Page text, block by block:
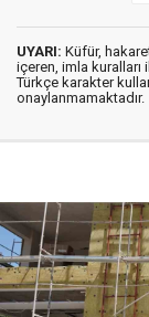
UYARI: Küfür,
içeren, imla kuralları
Türkçe karakter
onaylanmamaktadır.